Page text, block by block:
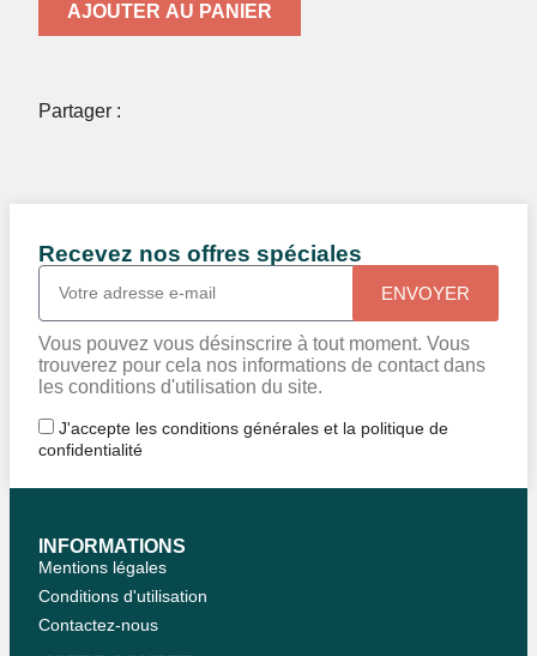
AJOUTER AU PANIER
Partager :
Recevez nos offres spéciales
Vous pouvez vous désinscrire à tout moment. Vous
trouverez pour cela nos informations de contact dans
les conditions d'utilisation du site.
J'accepte les conditions générales et la politique de
confidentialité
ENVOYER
INFORMATIONS
Mentions légales
Conditions d'utilisation
Contactez-nous